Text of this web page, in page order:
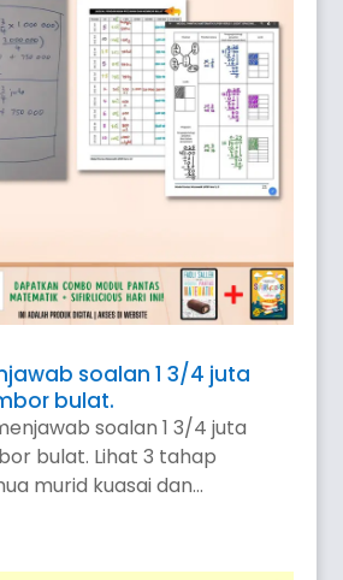
soalan 1 3/4 juta
bulat.
soalan 1 3/4 juta
bulat. Lihat 3 tahap
murid kuasai dan...